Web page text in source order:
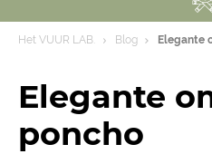
Het VUUR LAB. Blog Elegante
Elegante
poncho